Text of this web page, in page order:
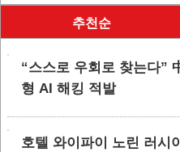
추천순
“스스로 우회로 찾는다”
형 AI 해킹 적발
호텔 와이파이 노린 러시